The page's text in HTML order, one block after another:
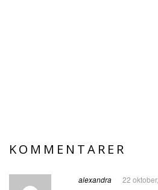
KOMMENTARER
alexandra 22